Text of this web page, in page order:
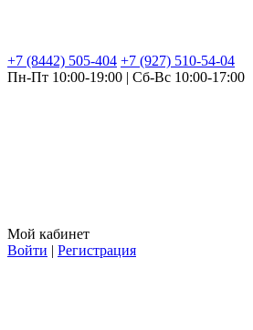
+7 (8442) 505-404 +7 (927) 510-54-04
Пн-Пт 10:00-19:00 | Сб-Вс 10:00-17:00
Мой кабинет
Войти | Регистрация